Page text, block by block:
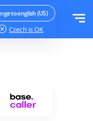
to english (US)
Czech is OK
Přihlásit se